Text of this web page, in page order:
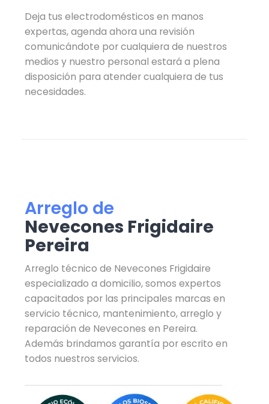
Deja tus electrodomésticos en manos
expertas, agenda ahora una revisión
comunicándote por cualquiera de nuestros
medios y nuestro personal estará a plena
disposición para atender cualquiera de tus
necesidades.
Arreglo de
Nevecones Frigidaire
Pereira
Arreglo técnico de Nevecones Frigidaire
especializado a domicilio, somos expertos
capacitados por las principales marcas en
servicio técnico, mantenimiento, arreglo y
reparación de Nevecones en Pereira.
Además brindamos garantía por escrito en
todos nuestros servicios.